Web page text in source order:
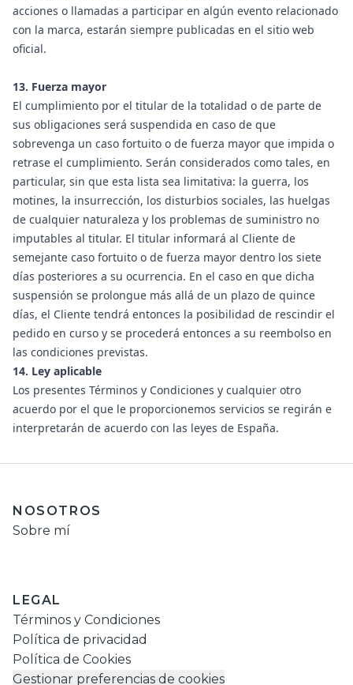
acciones o llamadas a participar en algún evento relacionado
con la marca, estarán siempre publicadas en el sitio web
oficial.
13. Fuerza mayor
El cumplimiento por el titular de la totalidad o de parte de
sus obligaciones será suspendida en caso de que
sobrevenga un caso fortuito o de fuerza mayor que impida o
retrase el cumplimiento. Serán considerados como tales, en
particular, sin que esta lista sea limitativa: la guerra, los
motines, la insurrección, los disturbios sociales, las huelgas
de cualquier naturaleza y los problemas de suministro no
imputables al titular. El titular informará al Cliente de
semejante caso fortuito o de fuerza mayor dentro los siete
días posteriores a su ocurrencia. En el caso en que dicha
suspensión se prolongue más allá de un plazo de quince
días, el Cliente tendrá entonces la posibilidad de rescindir el
pedido en curso y se procederá entonces a su reembolso en
las condiciones previstas.
14. Ley aplicable
Los presentes Términos y Condiciones y cualquier otro
acuerdo por el que le proporcionemos servicios se regirán e
interpretarán de acuerdo con las leyes de España.
NOSOTROS
Sobre mí
LEGAL
Términos y Condiciones
Política de privacidad
Política de Cookies
Gestionar preferencias de cookies